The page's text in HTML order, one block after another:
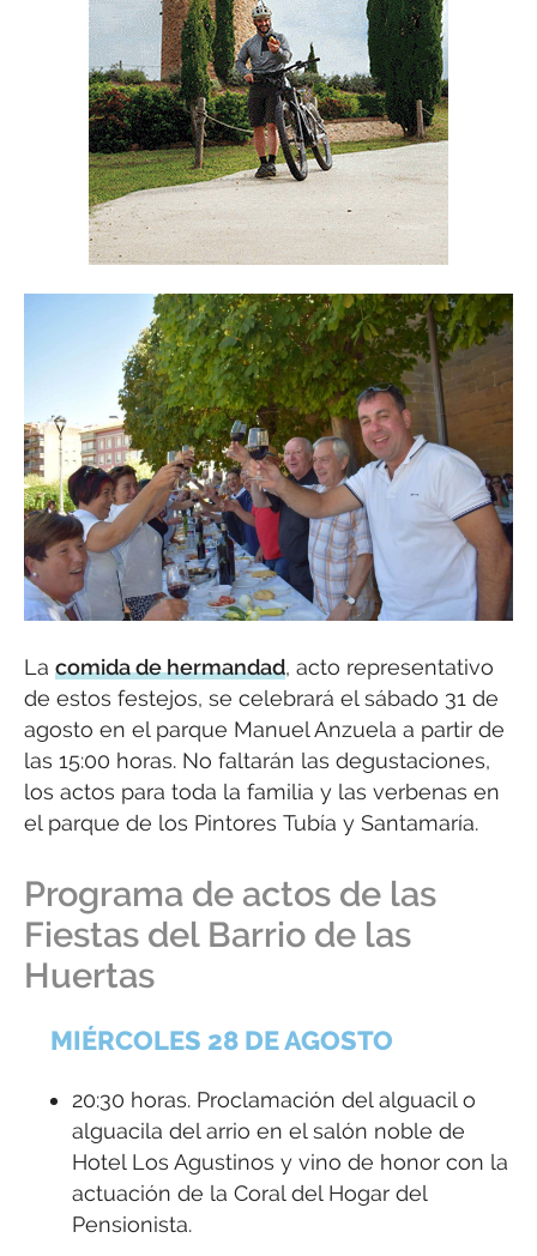
La comida de hermandad, acto representativo
de estos festejos, se celebrará el sábado 31 de
agosto en el parque Manuel Anzuela a partir de
las 15:00 horas. No faltarán las degustaciones,
los actos para toda la familia y las verbenas en
el parque de los Pintores Tubía y Santamaría.
Programa de actos de las
Fiestas del Barrio de las
Huertas
MIÉRCOLES 28 DE AGOSTO
20:30 horas. Proclamación del alguacil o
alguacila del arrio en el salón noble de
Hotel Los Agustinos y vino de honor con la
actuación de la Coral del Hogar del
Pensionista.